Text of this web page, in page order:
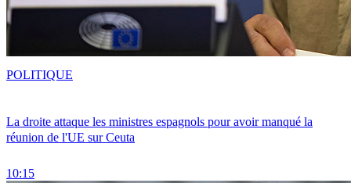
La droite attaque les ministres espagnols pour avoir manqué la
réunion de l'UE sur Ceuta
10:15
POLITIQUE